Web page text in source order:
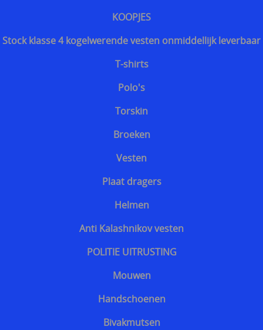
KOOPJES
Stock klasse 4 kogelwerende vesten onmiddellijk leverbaar
T-shirts
Polo's
Torskin
Broeken
Vesten
Plaat dragers
Helmen
Anti Kalashnikov vesten
POLITIE UITRUSTING
Mouwen
Handschoenen
Bivakmutsen